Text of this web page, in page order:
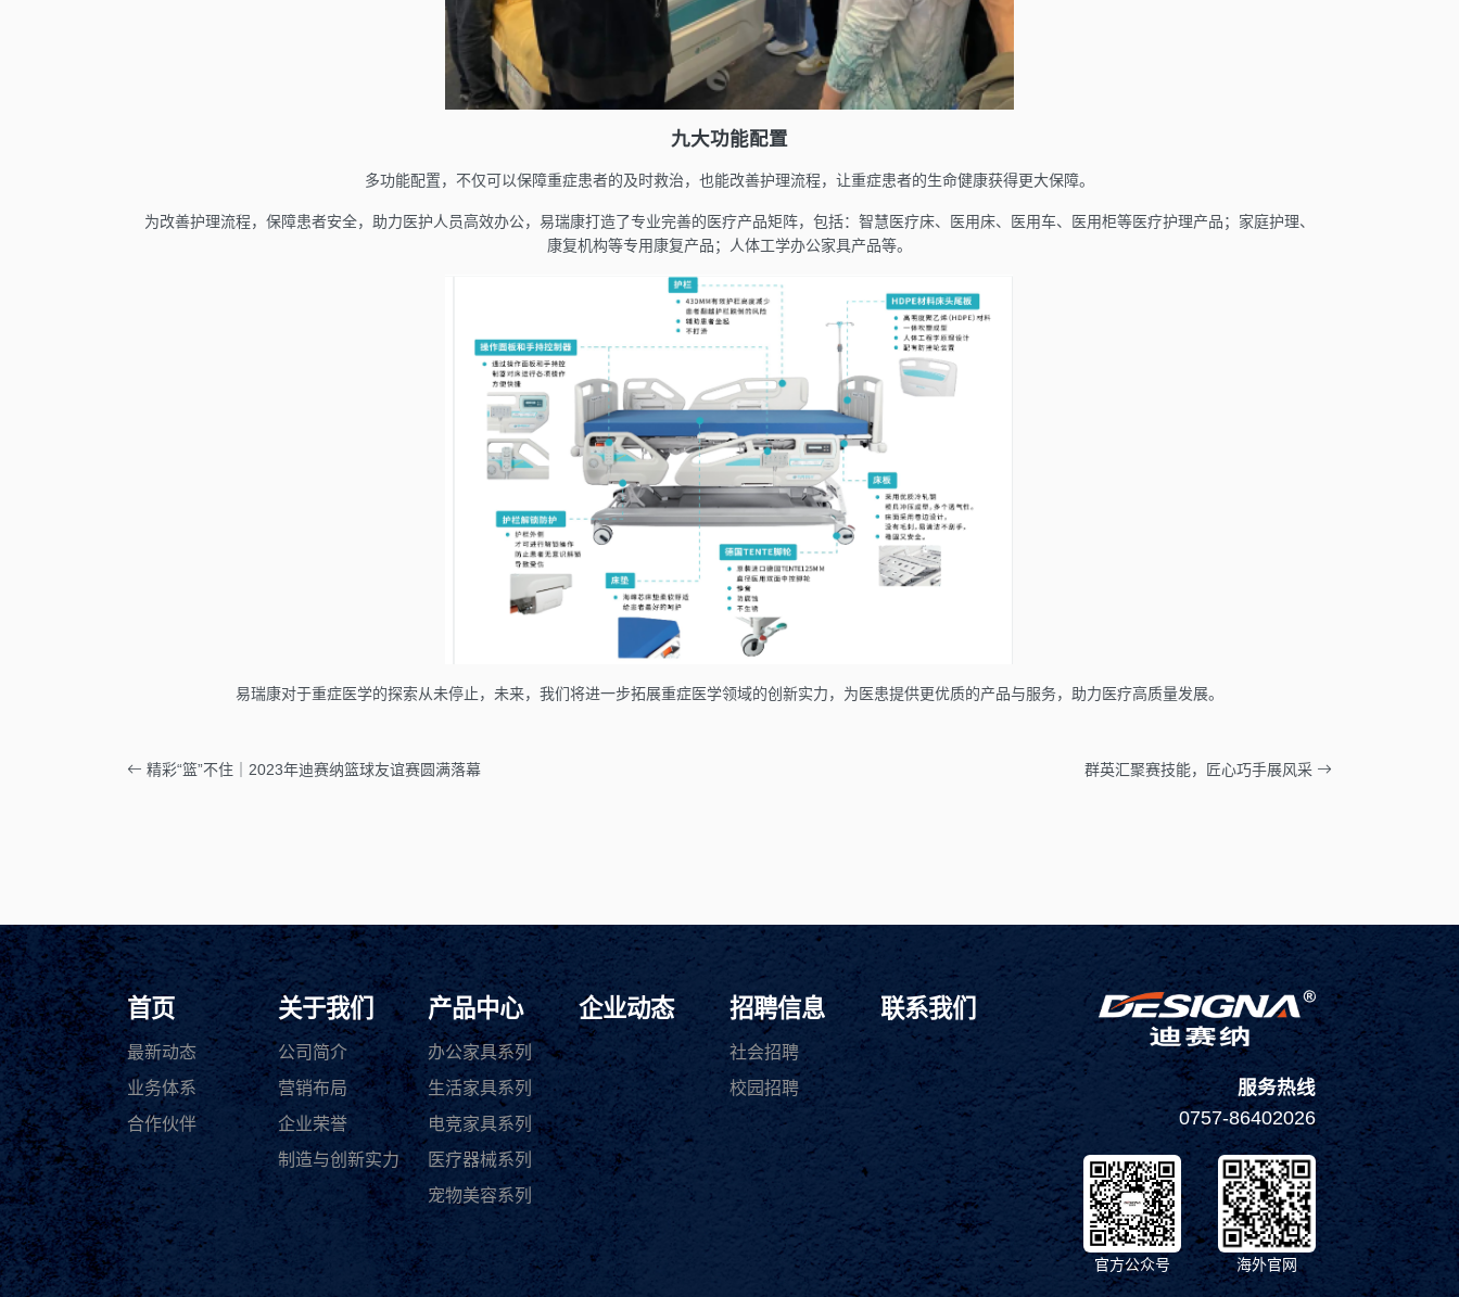
九大功能配置
多功能配置，不仅可以保障重症患者的及时救治，也能改善护理流程，让重症患者的生命健康获得更大保障。
为改善护理流程，保障患者安全，助力医护人员高效办公，易瑞康打造了专业完善的医疗产品矩阵，包括：智慧医疗床、医用床、医用车、医用柜等医疗护理产品；家庭护理、
康复机构等专用康复产品；人体工学办公家具产品等。
易瑞康对于重症医学的探索从未停止，未来，我们将进一步拓展重症医学领域的创新实力，为医患提供更优质的产品与服务，助力医疗高质量发展。
精彩“篮”不住｜2023年迪赛纳篮球友谊赛圆满落幕 群英汇聚赛技能，匠心巧手展风采
首页
最新动态
业务体系
合作伙伴
关于我们
公司简介
营销布局
企业荣誉
制造与创新实力
产品中心
办公家具系列
生活家具系列
电竞家具系列
医疗器械系列
宠物美容系列
企业动态 招聘信息
社会招聘
校园招聘
联系我们
服务热线
0757-86402026
官方公众号 海外官网